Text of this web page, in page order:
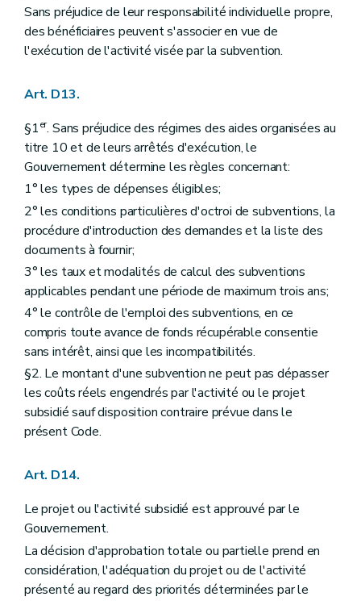
Sans préjudice de leur responsabilité individuelle propre,
des bénéficiaires peuvent s'associer en vue de
l'exécution de l'activité visée par la subvention.
Art. D13.
§1er. Sans préjudice des régimes des aides organisées au
titre 10 et de leurs arrêtés d'exécution, le
Gouvernement détermine les règles concernant:
1° les types de dépenses éligibles;
2° les conditions particulières d'octroi de subventions, la
procédure d'introduction des demandes et la liste des
documents à fournir;
3° les taux et modalités de calcul des subventions
applicables pendant une période de maximum trois ans;
4° le contrôle de l'emploi des subventions, en ce
compris toute avance de fonds récupérable consentie
sans intérêt, ainsi que les incompatibilités.
§2. Le montant d'une subvention ne peut pas dépasser
les coûts réels engendrés par l'activité ou le projet
subsidié sauf disposition contraire prévue dans le
présent Code.
Art. D14.
Le projet ou l'activité subsidié est approuvé par le
Gouvernement.
La décision d'approbation totale ou partielle prend en
considération, l'adéquation du projet ou de l'activité
présenté au regard des priorités déterminées par le